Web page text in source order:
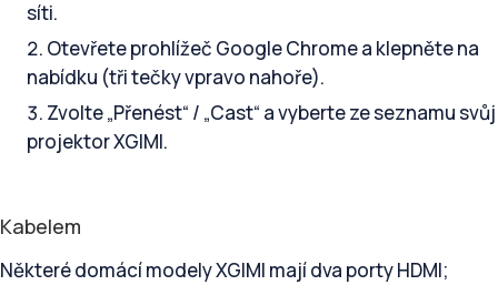
síti.
Otevřete prohlížeč Google Chrome a klepněte na
nabídku (tři tečky vpravo nahoře).
Zvolte „Přenést“ / „Cast“ a vyberte ze seznamu svůj
projektor XGIMI.
Kabelem
Některé domácí modely XGIMI mají dva porty HDMI;